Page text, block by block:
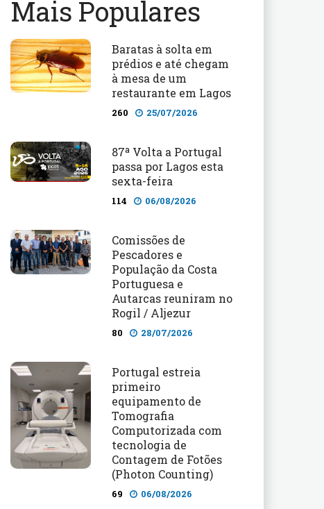
Mais Populares
Baratas à solta em
prédios e até chegam
à mesa de um
restaurante em Lagos
260 25/07/2026
87ª Volta a Portugal
passa por Lagos esta
sexta-feira
114 06/08/2026
Comissões de
Pescadores e
População da Costa
Portuguesa e
Autarcas reuniram no
Rogil / Aljezur
80 28/07/2026
Portugal estreia
primeiro
equipamento de
Tomografia
Computorizada com
tecnologia de
Contagem de Fotões
(Photon Counting)
69 06/08/2026